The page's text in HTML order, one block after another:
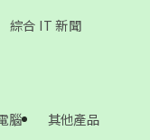
綜合 IT 新聞
腦 其他產品